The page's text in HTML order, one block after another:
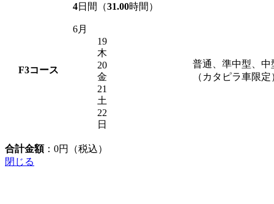
F3コース
4日間（31.00時間）
6月
19
木
20
金
21
土
22
日
普通、準中型、
（カタピラ車限
合計金額： 0円（税込）
閉じる